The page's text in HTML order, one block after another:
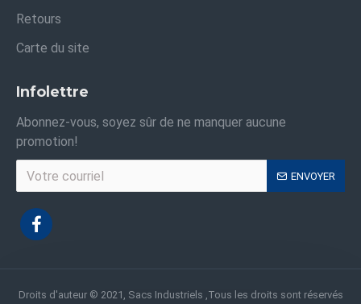
Retours
Carte du site
Infolettre
Abonnez-vous, soyez sûr de ne manquer aucune
promotion!
ENVOYER
Droits d'auteur © 2021, Sacs Industriels ,Tous les droits sont réservés